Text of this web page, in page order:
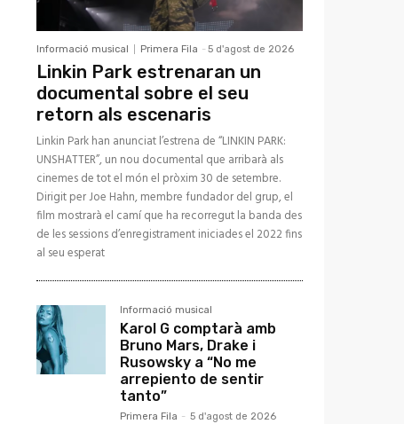
Informació musical Primera Fila - 5 d'agost de 2026
Linkin Park estrenaran un
documental sobre el seu
retorn als escenaris
Linkin Park han anunciat l’estrena de “LINKIN PARK:
UNSHATTER”, un nou documental que arribarà als
cinemes de tot el món el pròxim 30 de setembre.
Dirigit per Joe Hahn, membre fundador del grup, el
film mostrarà el camí que ha recorregut la banda des
de les sessions d’enregistrament iniciades el 2022 fins
al seu esperat
Informació musical
Karol G comptarà amb
Bruno Mars, Drake i
Rusowsky a “No me
arrepiento de sentir
tanto”
Primera Fila - 5 d'agost de 2026